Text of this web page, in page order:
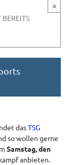
BEREITS
×
dasTSG
so wollen gerne
Samstag, den
anbieten.